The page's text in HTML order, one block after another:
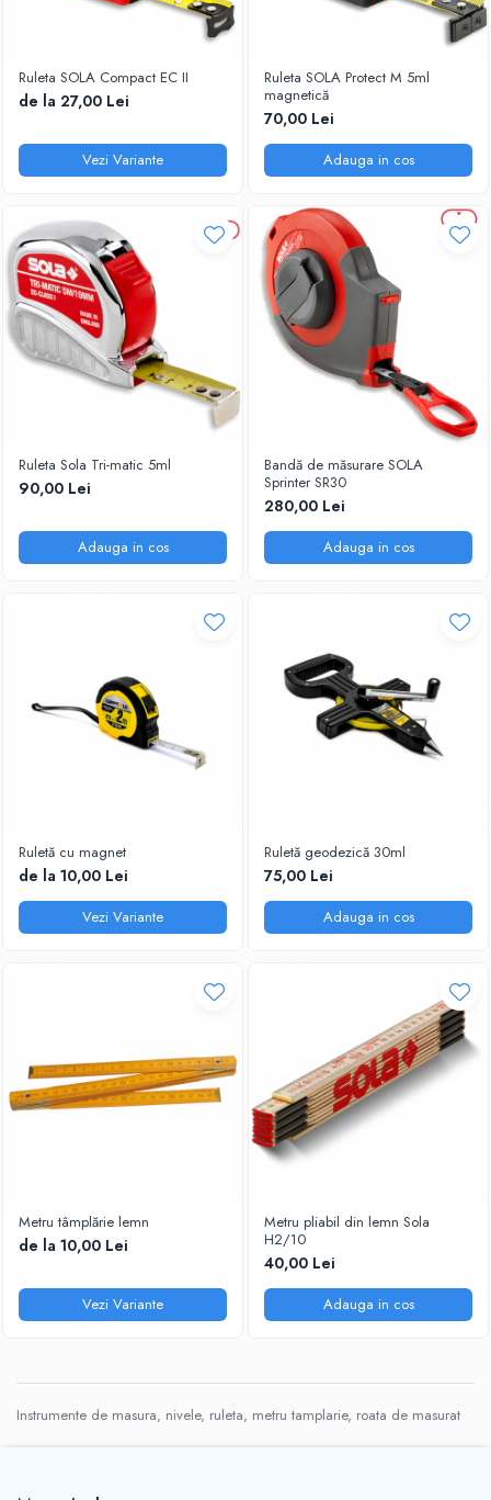
Ruleta SOLA Compact EC II
de la 27,00 Lei
Vezi Variante
Ruleta SOLA Protect M 5ml
magnetică
70,00 Lei
Adauga in cos
Ruleta Sola Tri-matic 5ml
90,00 Lei
Adauga in cos
Bandă de măsurare SOLA
Sprinter SR30
280,00 Lei
Adauga in cos
Ruletă cu magnet
de la 10,00 Lei
Vezi Variante
Ruletă geodezică 30ml
75,00 Lei
Adauga in cos
Metru tâmplărie lemn
de la 10,00 Lei
Vezi Variante
Metru pliabil din lemn Sola
H2/10
40,00 Lei
Adauga in cos
Instrumente de masura, nivele, ruleta, metru tamplarie, roata de masurat